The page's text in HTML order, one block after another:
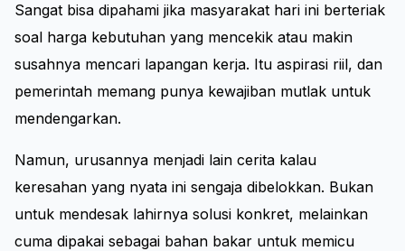
Sangat bisa dipahami jika masyarakat hari ini berteriak
soal harga kebutuhan yang mencekik atau makin
susahnya mencari lapangan kerja. Itu aspirasi riil, dan
pemerintah memang punya kewajiban mutlak untuk
mendengarkan.
Namun, urusannya menjadi lain cerita kalau
keresahan yang nyata ini sengaja dibelokkan. Bukan
untuk mendesak lahirnya solusi konkret, melainkan
cuma dipakai sebagai bahan bakar untuk memicu